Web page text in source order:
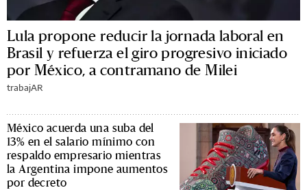
Lula propone reducir la jornada laboral en
Brasil y refuerza el giro progresivo iniciado
por México, a contramano de Milei
trabajAR
México acuerda una suba del
13% en el salario mínimo con
respaldo empresario mientras
la Argentina impone aumentos
por decreto